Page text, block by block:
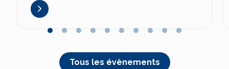
Tous les évènements